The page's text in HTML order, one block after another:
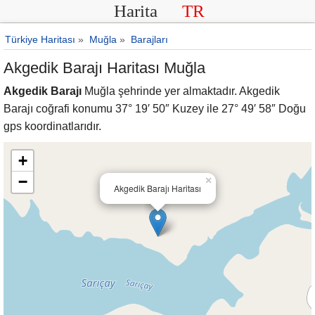
Harita TR
Türkiye Haritası » Muğla » Barajları
Akgedik Barajı Haritası Muğla
Akgedik Barajı Muğla şehrinde yer almaktadır. Akgedik
Barajı coğrafi konumu 37° 19′ 50″ Kuzey ile 27° 49′ 58″ Doğu
gps koordinatlarıdır.
Akgedik Barajı Haritası
×
+
−